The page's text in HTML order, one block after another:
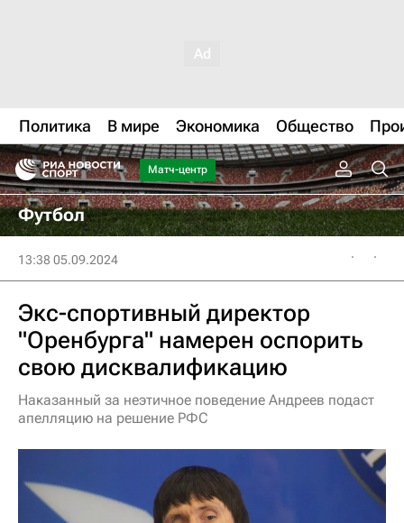
Политика В мире Экономика Общество
Матч-центр
Футбол
13:38 05.09.2024
Экс-спортивный директор
"Оренбурга" намерен оспорить
свою дисквалификацию
Наказанный за неэтичное поведение Андреев подаст
апелляцию на решение РФС